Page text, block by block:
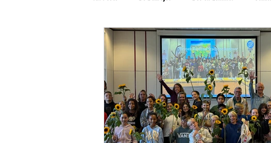
Vreedzaam Amsterdam Vreedzaam West
Kinderwijkraad Koffiekar